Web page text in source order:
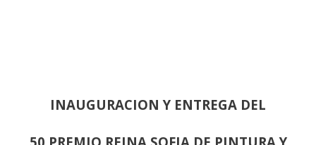
INAUGURACION Y ENTREGA DEL